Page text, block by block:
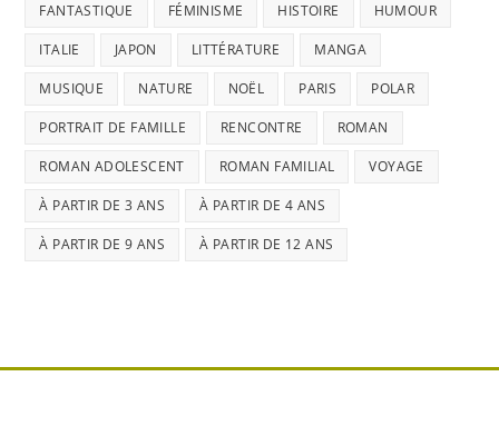
FANTASTIQUE FÉMINISME HISTOIRE HUMOUR
ITALIE JAPON LITTÉRATURE MANGA
MUSIQUE NATURE NOËL PARIS POLAR
PORTRAIT DE FAMILLE RENCONTRE ROMAN
ROMAN ADOLESCENT ROMAN FAMILIAL VOYAGE
À PARTIR DE 3 ANS À PARTIR DE 4 ANS
À PARTIR DE 9 ANS À PARTIR DE 12 ANS